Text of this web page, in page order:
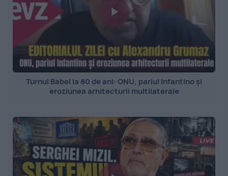
Turnul Babel la 80 de ani: ONU, pariul Infantino și
eroziunea arhitecturii multilaterale